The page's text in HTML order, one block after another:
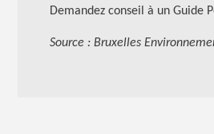
Demandez conseil à un Guide
Source : Bruxelles